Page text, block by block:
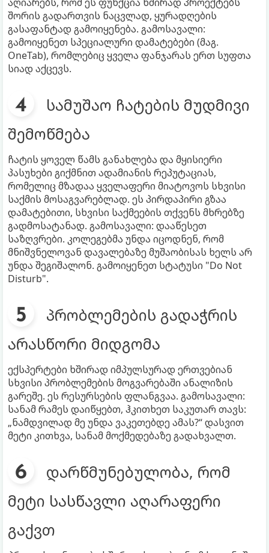
შორის გადართვის ნაცვლად, ყურადღების
გასაფანტად გამოიყენება. გამოსავალი:
გამოიყენეთ სპეციალური დამატებები (მაგ.
OneTab), რომლებიც ყველა ფანჯარას ერთ სუფთა
სიად აქცევს.
სამუშაო ჩატების მუდმივი
შემოწმება
ჩატის ყოველ წამს განახლება და მყისიერი
პასუხები გიქმნით ადამიანის რეპუტაციას,
რომელიც მზადაა ყველაფერი მიატოვოს სხვისი
საქმის მოსაგვარებლად. ეს პირდაპირი გზაა
დამატებითი, სხვისი საქმეების თქვენს მხრებზე
გადმოსატანად. გამოსავალი: დააწესეთ
საზღვრები. კოლეგებმა უნდა იცოდნენ, რომ
მნიშვნელოვან დავალებაზე მუშაობისას ხელს არ
უნდა შეგიშალონ. გამოიყენეთ სტატუსი "Do Not
Disturb".
პრობლემების გადაჭრის
არასწორი მიდგომა
ექსპერტები ხშირად იმპულსურად ერთვებიან
სხვისი პრობლემების მოგვარებაში ანალიზის
გარეშე. ეს რესურსების ფლანგვაა. გამოსავალი:
სანამ რამეს დაიწყებთ, ჰკითხეთ საკუთარ თავს:
„ნამდვილად მე უნდა ვაკეთებდე ამას?“ დასვით
მეტი კითხვა, სანამ მოქმედებაზე გადახვალთ.
დარწმუნებულობა, რომ
მეტი სასწავლი აღარაფერი
გაქვთ